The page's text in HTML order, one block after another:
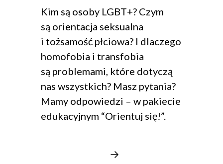
Kim są osoby LGBT+? Czym
są orientacja seksualna
i tożsamość płciowa? I dlaczego
homofobia i transfobia
są problemami, które dotyczą
nas wszystkich? Masz pytania?
Mamy odpowiedzi – w pakiecie
edukacyjnym “Orientuj się!”.